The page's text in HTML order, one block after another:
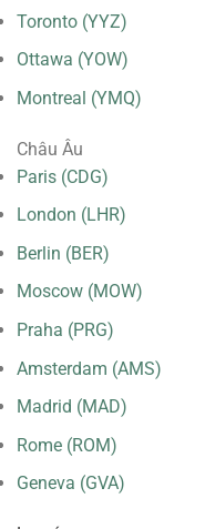
Toronto (YYZ)
Ottawa (YOW)
Montreal (YMQ)
Châu Âu
Paris (CDG)
London (LHR)
Berlin (BER)
Moscow (MOW)
Praha (PRG)
Amsterdam (AMS)
Madrid (MAD)
Rome (ROM)
Geneva (GVA)